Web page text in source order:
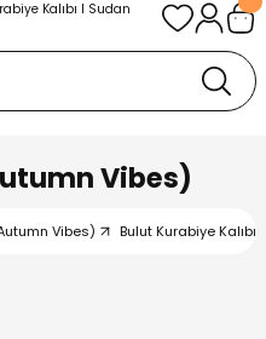
Vibes)
Vibes) Bulut Kurabiye Kalıbı